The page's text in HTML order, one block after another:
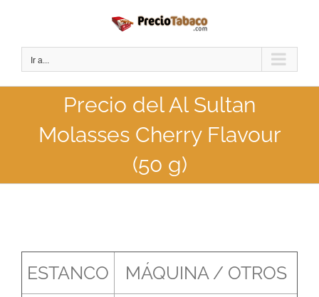
contenido
Ir a...
Precio del Al Sultan
Molasses Cherry Flavour
(50 g)
ESTANCO MÁQUINA / OTROS